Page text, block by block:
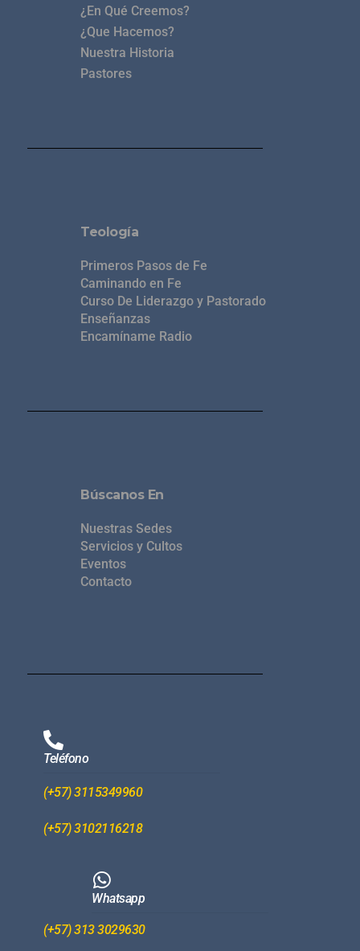
¿En Qué Creemos?
¿Que Hacemos?
Nuestra Historia
Pastores
Teología
Primeros Pasos de Fe
Caminando en Fe
Curso De Liderazgo y Pastorado
Enseñanzas
Encamíname Radio
Búscanos En
Nuestras Sedes
Servicios y Cultos
Eventos
Contacto
Teléfono
(+57) 3115349960
(+57) 3102116218
Whatsapp
(+57) 313 3029630